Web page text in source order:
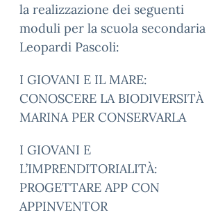
la realizzazione dei seguenti
moduli per la scuola secondaria
Leopardi Pascoli:
I GIOVANI E IL MARE:
CONOSCERE LA BIODIVERSITÀ
MARINA PER CONSERVARLA
I GIOVANI E
L’IMPRENDITORIALITÀ:
PROGETTARE APP CON
APPINVENTOR